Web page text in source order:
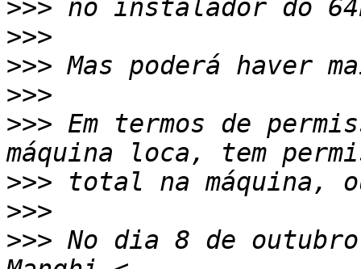
>>>
>>>
>>>
>>>
>>> Em termos de
>>>
>>>
>>> No dia 8 de